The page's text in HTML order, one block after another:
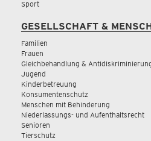
Sport
GESELLSCHAFT &
Familien
Frauen
Gleichbehandlung &
Jugend
Kinderbetreuung
Konsumentenschutz
Menschen mit Behinderung
Niederlassungs- und Aufenthaltsrecht
Senioren
Tierschutz